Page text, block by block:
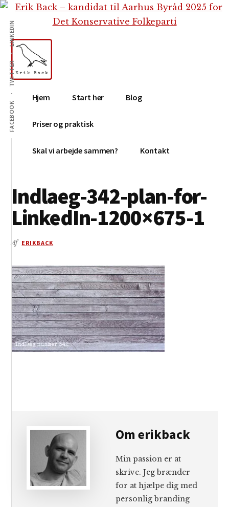
Skip
indhold
Gå
primær
sidebar
Skip
footer
Additional
menu
FACEBOOK
TWITTER
LINKEDIN
Erik
Back
Tekstforfatter,
content
creation,
blog,
medier
Hjem Start her Blog
Priser og praktisk
Skal vi arbejde sammen? Kontakt
Indlaeg-342-plan-for-
LinkedIn-1200×675-1
Af ERIKBACK
Omerikback
Min passion er at
skrive. Jeg brænder
for at hjælpe dig med
personlig branding